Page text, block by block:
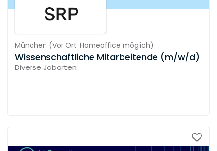
München (Vor Ort, Homeoffice möglich)
Wissenschaftliche Mitarbeitende (m/w/d)
Diverse Jobarten